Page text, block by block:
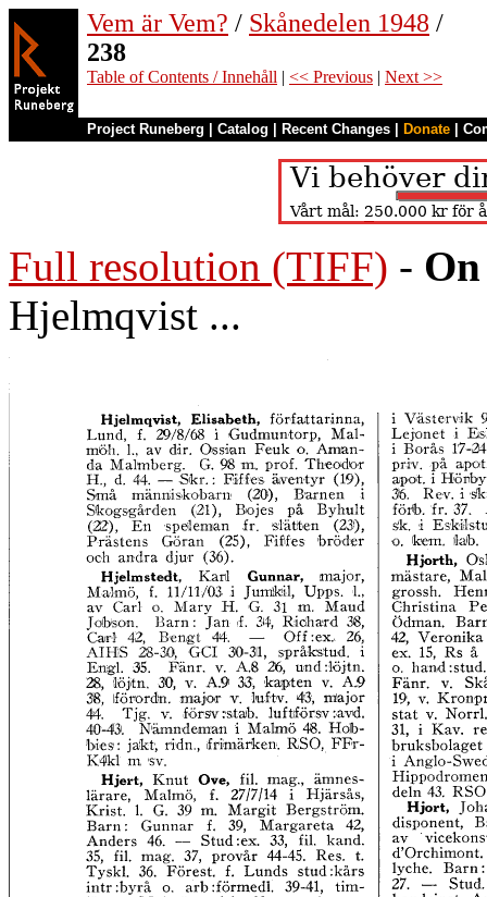
Vem är Vem? / Skånedelen 1948 /
238
Table of Contents / Innehåll | << Previous | Next >>
Project Runeberg Catalog Recent Changes Donate
Full resolution (TIFF) -
Hjelmqvist ...